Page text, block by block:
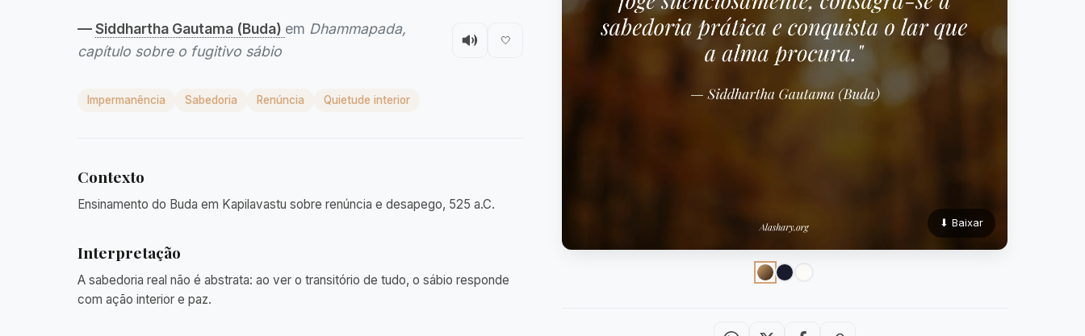
—Siddhartha Gautama (Buda) em Dhammapada,
capítulo sobre o fugitivo sábio
🤍
Impermanência Sabedoria Renúncia Quietude interior
Contexto
Ensinamento do Buda em Kapilavastu sobre renúncia e desapego, 525 a.C.
Interpretação
A sabedoria real não é abstrata: ao ver o transitório de tudo, o sábio responde
com ação interior e paz.
⬇ Baixar